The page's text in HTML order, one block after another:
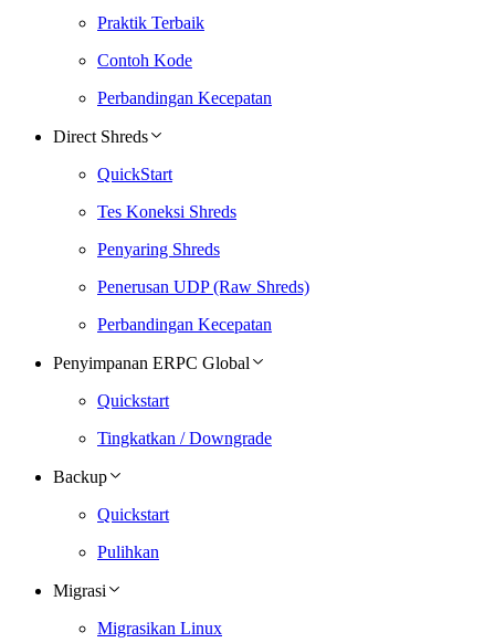
Praktik Terbaik
Contoh Kode
Perbandingan Kecepatan
Direct Shreds
QuickStart
Tes Koneksi Shreds
Penyaring Shreds
Penerusan UDP (Raw Shreds)
Perbandingan Kecepatan
Penyimpanan ERPC Global
Quickstart
Tingkatkan / Downgrade
Backup
Quickstart
Pulihkan
Migrasi
Migrasikan Linux